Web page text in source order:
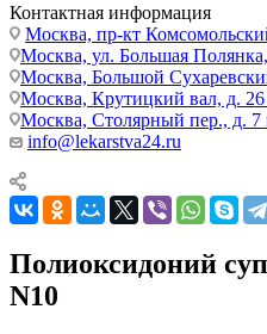
Контактная информация
Москва, пр-кт
Москва, ул. Большая
Москва, Большой
Москва, Крутицкий вал, д. 26
Москва, Столярный пер., д. 7
info@lekarstva24.ru
Полиоксидоний
N10